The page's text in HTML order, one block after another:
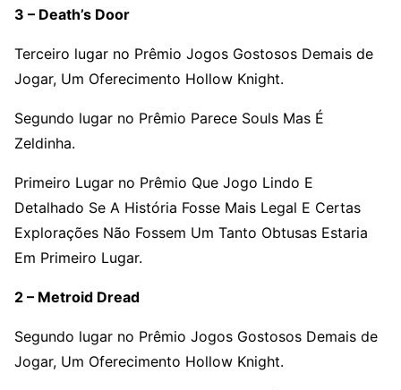
3 – Death’s Door
Terceiro lugar no Prêmio Jogos Gostosos Demais de
Jogar, Um Oferecimento Hollow Knight.
Segundo lugar no Prêmio Parece Souls Mas É
Zeldinha.
Primeiro Lugar no Prêmio Que Jogo Lindo E
Detalhado Se A História Fosse Mais Legal E Certas
Explorações Não Fossem Um Tanto Obtusas Estaria
Em Primeiro Lugar.
2 – Metroid Dread
Segundo lugar no Prêmio Jogos Gostosos Demais de
Jogar, Um Oferecimento Hollow Knight.